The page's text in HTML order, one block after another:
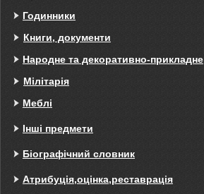
Годинники
Книги, документи
Народне та декоративно-прикладне
Мілітарія
Меблі
Інші предмети
Біографічний словник
Атрибуція,оцінка,реставрація